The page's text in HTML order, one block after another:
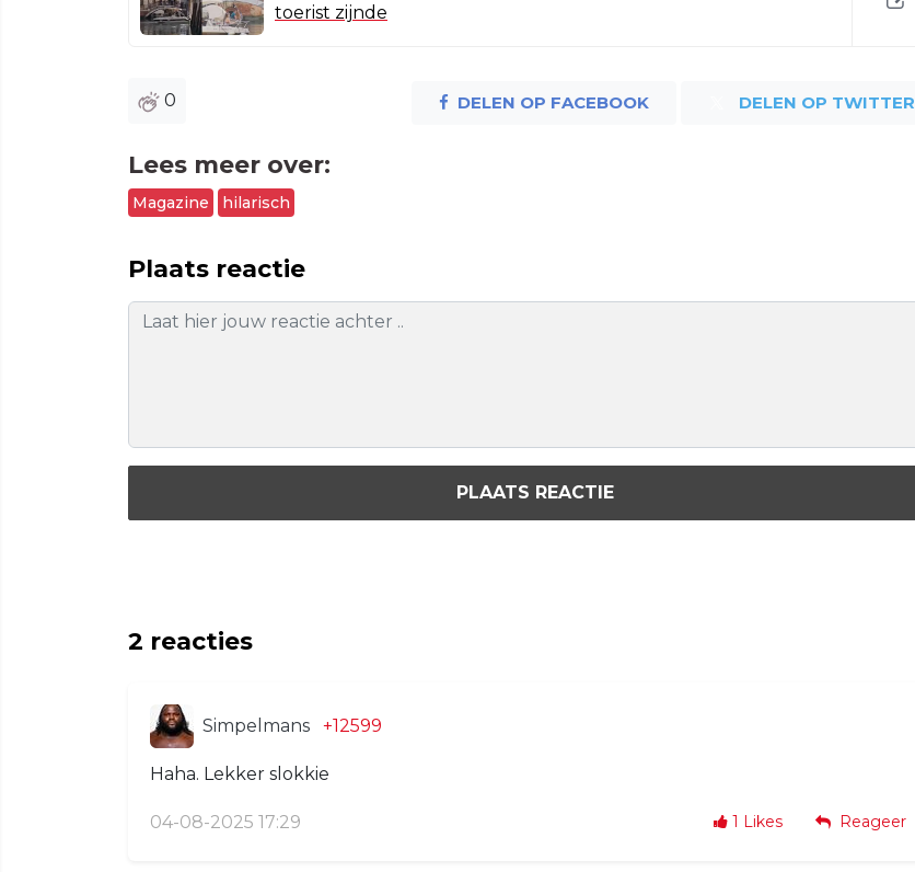
toerist zijnde
0 DELEN OP FACEBOOK DELEN OP TWITTER
Lees meer over:
Magazine hilarisch
Plaats reactie
PLAATS REACTIE
2 reacties
Simpelmans +12599
Haha. Lekker slokkie
04-08-2025 17:29 1 Likes Reageer